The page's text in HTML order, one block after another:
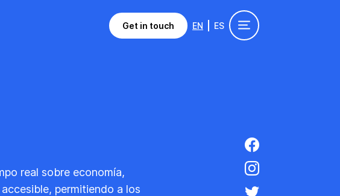
Get in touch EN ES
real sobre economía,
permitiendo a los